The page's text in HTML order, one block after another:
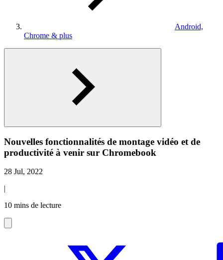
Android,
Chrome & plus
Nouvelles fonctionnalités de montage vidéo et de
productivité à venir sur Chromebook
28 Jul, 2022
|
10 mins de lecture